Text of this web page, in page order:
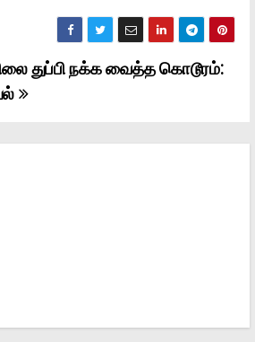
துப்பி நக்க வைத்த கொடூரம்: